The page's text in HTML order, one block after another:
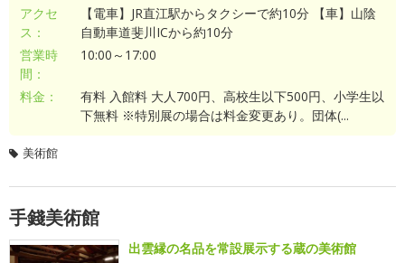
アクセ
ス：
【電車】JR直江駅からタクシーで約10分 【車】山陰
自動車道斐川ICから約10分
営業時
間：
10:00～17:00
料金：
有料 入館料 大人700円、高校生以下500円、小学生以
下無料 ※特別展の場合は料金変更あり。団体(...
美術館
手錢美術館
出雲縁の名品を常設展示する蔵の美術館